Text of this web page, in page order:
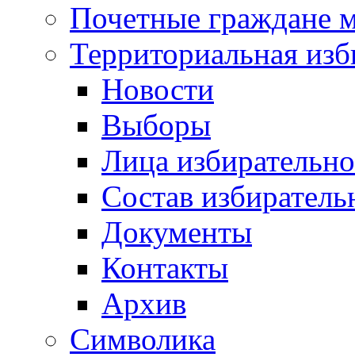
Почетные граждане
Территориальная
Новости
Выборы
Лица
Состав
Документы
Контакты
Архив
Символика